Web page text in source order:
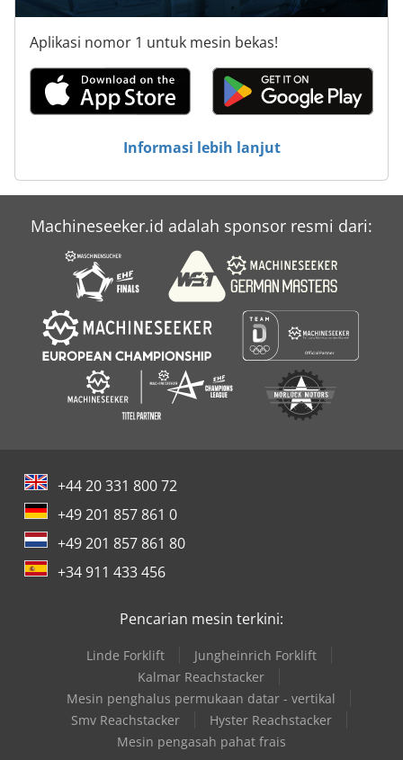
Aplikasi nomor 1 untuk mesin bekas!
Informasi lebih lanjut
Machineseeker.id adalah sponsor resmi dari:
+44 20 331 800 72
+49 201 857 861 0
+49 201 857 861 80
+34 911 433 456
Pencarian mesin terkini:
Linde Forklift
Jungheinrich Forklift
Kalmar Reachstacker
Mesin penghalus permukaan datar - vertikal
Smv Reachstacker
Hyster Reachstacker
Mesin pengasah pahat frais